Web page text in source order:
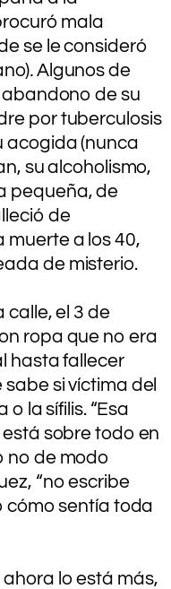
mala
se le consideró
.Algunos de
abandono de su
por tuberculosis
acogida (nunca
su alcoholismo,
pequeña, de
de
muerte a los 40,
de misterio.
calle, el 3 de
ropa que no era
hasta fallecer
si víctima del
la sífilis. “Esa
sobre todo en
no de modo
“no escribe
cómo sentía toda
lo está más,